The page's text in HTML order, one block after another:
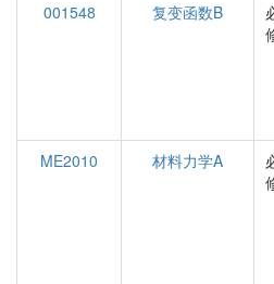
001548
复变函数B
ME2010
材料力学A